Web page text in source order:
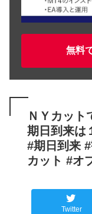
無料
ＮＹカット
期日到来は
#期日到来
カット #オ
Twitter